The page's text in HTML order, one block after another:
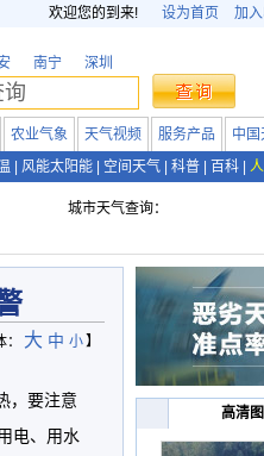
欢迎您的到来! 设为首页 加
南宁 深圳
农业气象 天气视频 服务产品 中国
风能太阳能 空间天气 科普 百科
城市天气查询：
： 大 中 小】
，要注意
电、用水
高清